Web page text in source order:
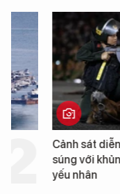
Cảnh sát diễn tập đấu
súng với khủng bố,
yếu nhân